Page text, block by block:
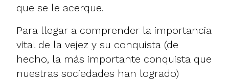
que se le acerque.
Para llegar a comprender la importancia
vital de la vejez y su conquista (de
hecho, la más importante conquista que
nuestras sociedades han logrado)